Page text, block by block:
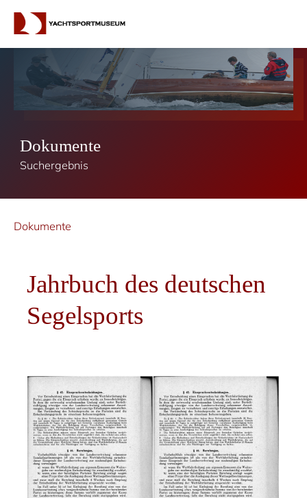
Dokumente
Suchergebnis
Dokumente
Jahrbuch des deutschen
Segelsports